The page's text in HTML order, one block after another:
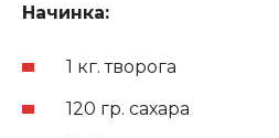
Начинка:
1 кг. творога
120 гр. сахара